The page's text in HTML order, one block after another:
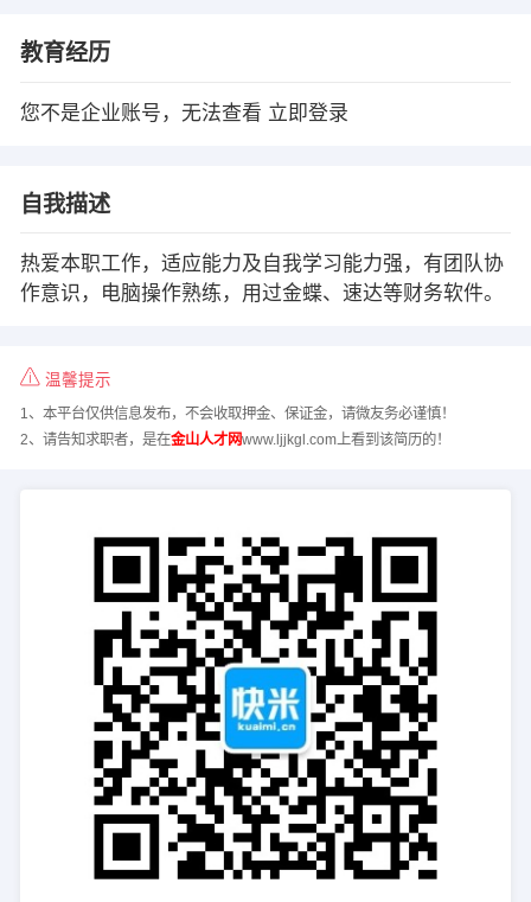
教育经历
您不是企业账号，无法查看 立即登录
自我描述
热爱本职工作，适应能力及自我学习能力强，有团队协
作意识，电脑操作熟练，用过金蝶、速达等财务软件。
温馨提示
1、本平台仅供信息发布，不会收取押金、保证金，请微友务必谨慎！
2、请告知求职者，是在金山人才网www.ljjkgl.com上看到该简历的！